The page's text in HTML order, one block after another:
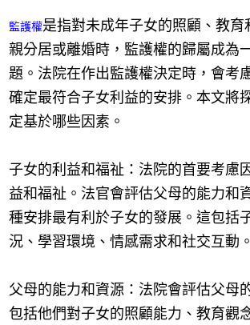
監護權是指對未成年子女的照顧、教育
親分居或離婚時，監護權的歸屬成為
題。法院在作出監護權決定時，會考
確定最符合子女利益的安排。本文將
定基於哪些因素。
子女的利益和福祉：法院的首要考慮
益和福祉。法官會評估父母的能力和
種安排最有利於子女的發展。這包括
況、學習環境、情感需求和社交互動。
父母的能力和資源：法院會評估父母
包括他們對子女的照顧能力、教育觀